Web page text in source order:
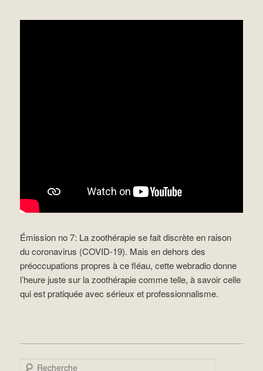
Émission no 7: La zoothérapie se fait discrète en raison
du coronavirus (COVID-19). Mais en dehors des
préoccupations propres à ce fléau, cette webradio donne
l’heure juste sur la zoothérapie comme telle, à savoir celle
qui est pratiquée avec sérieux et professionnalisme.
Recherche